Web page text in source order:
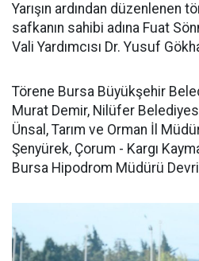
Yarışın ardından düzenlenen
safkanın sahibi adına Fuat
Vali Yardımcısı Dr. Yusuf
Törene Bursa Büyükşehir
Murat Demir, Nilüfer
Ünsal, Tarım ve Orman İl
Şenyürek, Çorum - Kargı
Bursa Hipodrom Müdürü